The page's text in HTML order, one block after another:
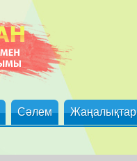
Сәлем Жаңалықтар